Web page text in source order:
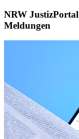
NRW JustizPortal
Meldungen